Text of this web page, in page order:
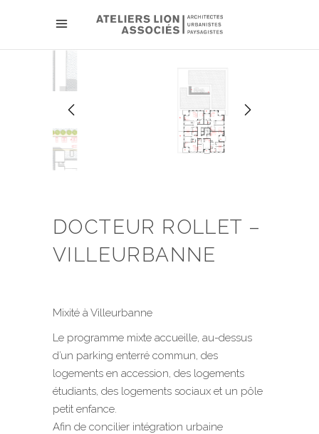
DOCTEUR ROLLET –
VILLEURBANNE
Mixité à Villeurbanne
Le programme mixte accueille, au-dessus
d’un parking enterré commun, des
logements en accession, des logements
étudiants, des logements sociaux et un pôle
petit enfance.
Afin de concilier intégration urbaine